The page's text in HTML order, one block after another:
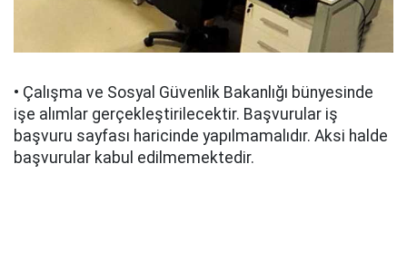
• Çalışma ve Sosyal Güvenlik Bakanlığı bünyesinde
işe alımlar gerçekleştirilecektir. Başvurular iş
başvuru sayfası haricinde yapılmamalıdır. Aksi halde
başvurular kabul edilmemektedir.